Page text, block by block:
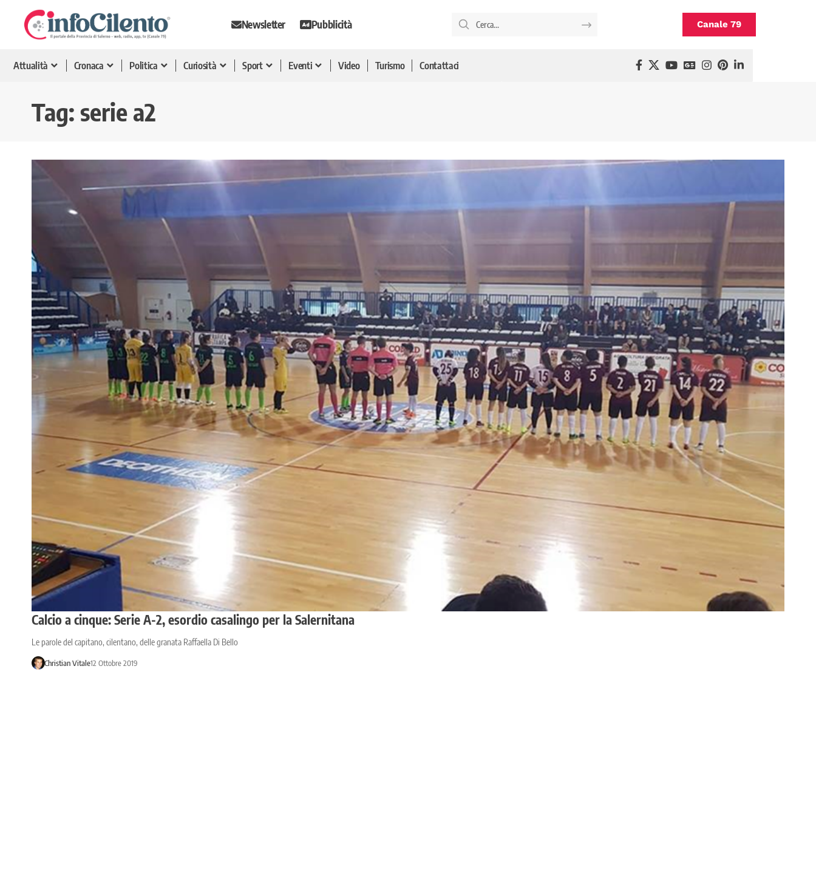
Newsletter Pubblicità Canale 79
Attualità Cronaca Politica Curiosità Sport Eventi Video Turismo Contattaci
Tag: serie a2
Calcio a cinque: Serie A-2, esordio casalingo per la Salernitana
Le parole del capitano, cilentano, delle granata Raffaella Di Bello
Christian Vitale12 Ottobre 2019